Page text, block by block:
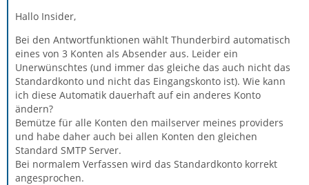
Hallo Insider,
Bei den Antwortfunktionen wählt Thunderbird automatisch
eines von 3 Konten als Absender aus. Leider ein
Unerwünschtes (und immer das gleiche das auch nicht das
Standardkonto und nicht das Eingangskonto ist). Wie kann
ich diese Automatik dauerhaft auf ein anderes Konto
ändern?
Bemütze für alle Konten den mailserver meines providers
und habe daher auch bei allen Konten den gleichen
Standard SMTP Server.
Bei normalem Verfassen wird das Standardkonto korrekt
angesprochen.